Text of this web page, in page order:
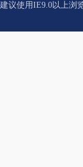
建议使用IE9.0以上浏